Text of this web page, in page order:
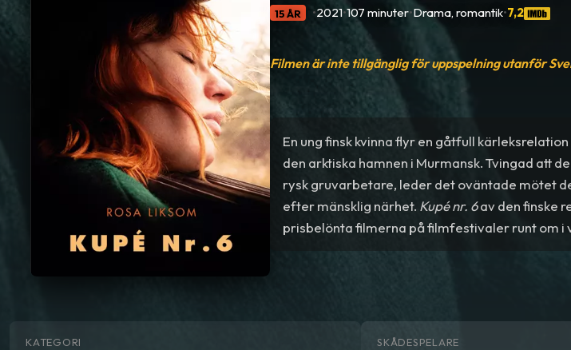
15 ÅR •2021•107 minuter•Drama, romantik•7,2
Filmen är inte tillgänglig för uppspelning utanför
En ung finsk kvinna flyr en gåtfull
den arktiska hamnen i Murmansk. Tvingad att
rysk gruvarbetare, leder det oväntade mötet
efter mänsklig närhet. Kupé nr. 6av den finske
prisbelönta filmerna på filmfestivaler runt om i
med en Grand Prix i Cannes.
KATEGORI SKÅDESPELARE